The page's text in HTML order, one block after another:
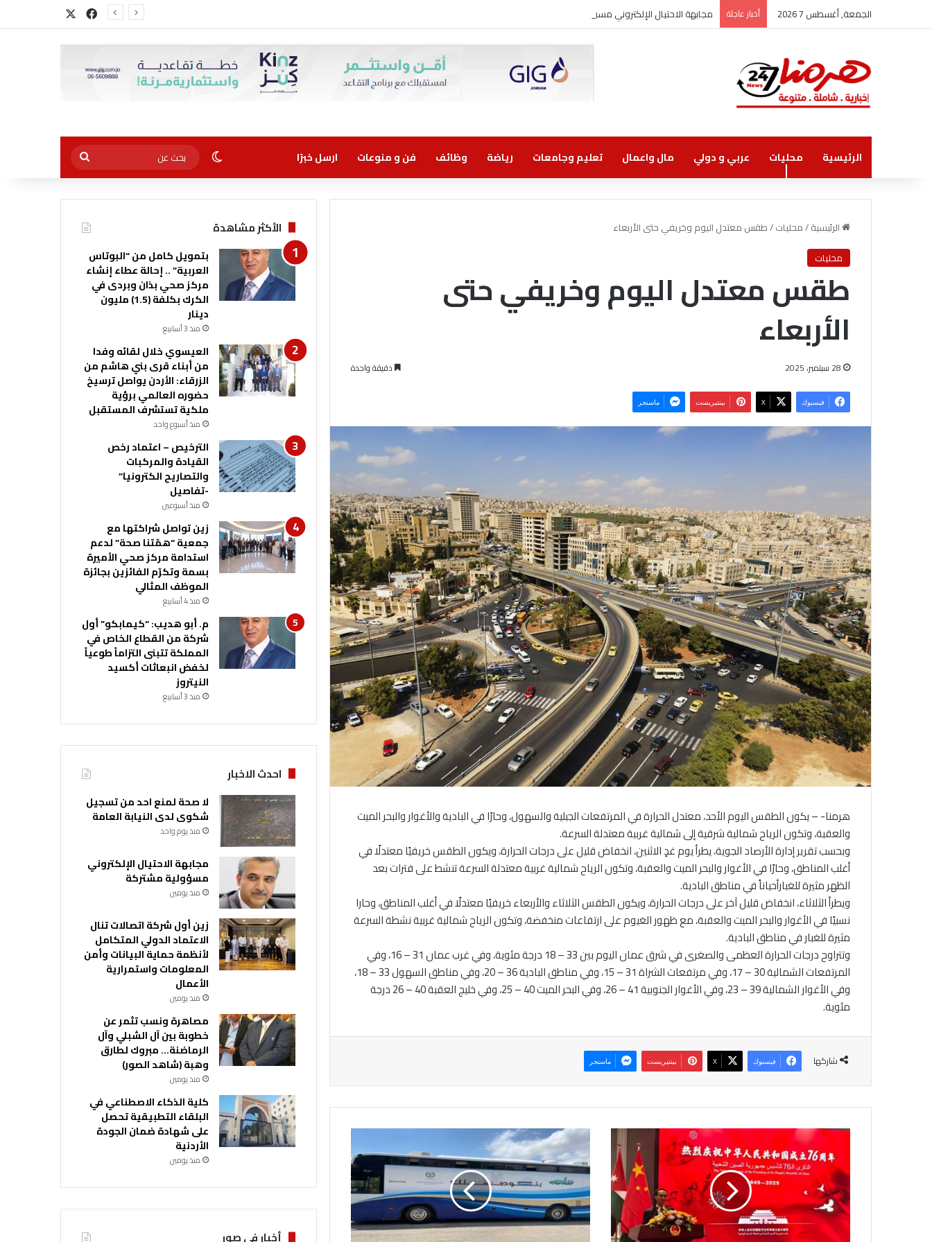
الجمعة, أغسطس 7 2026 أخبار عاجلة مجابهة الاحتيال الإلكتروني مسؤولية مشتركة فيسبوك
الرئيسية محليات عربي و دولي مال واعمال تعليم وجامعات رياضة وظائف فن و منوعات ارسل خبرًا الوضع المظلم
بحث
عن
الرئيسية/محليات/طقس معتدل اليوم وخريفي حتى الأربعاء
محليات
طقس معتدل اليوم وخريفي حتى
الأربعاء
28 سبتمبر، 2025 دقيقة واحدة
فيسبوك ‫X بينتيريست ماسنجر
هرمنا- – يكون الطقس اليوم الأحد، معتدل الحرارة في المرتفعات الجبلية والسهول، وحارًا في البادية والأغوار والبحر الميت
والعقبة، وتكون الرياح شمالية شرقية إلى شمالية غربية معتدلة السرعة.
وبحسب تقرير إدارة الأرصاد الجوية، يطرأ يوم غدٍ الاثنين، انخفاض قليل على درجات الحرارة، ويكون الطقس خريفيًا معتدلًا في
أغلب المناطق، وحارًا في الأغوار والبحر الميت والعقبة، وتكون الرياح شمالية غربية معتدلة السرعة تنشط على فترات بعد
الظهر مثيرة للغبارأحياناً في مناطق البادية.
ويطرأ الثلاثاء، انخفاض قليل آخر على درجات الحرارة، ويكون الطقس الثلاثاء والأربعاء خريفيًا معتدلًا في أغلب المناطق، وحارا
نسبيًا في الأغوار والبحر الميت والعقبة، مع ظهور الغيوم على ارتفاعات منخفضة، وتكون الرياح شمالية غربية نشطة السرعة
مثيرة للغبار في مناطق البادية.
وتتراوح درجات الحرارة العظمى والصغرى في شرق عمان اليوم بين 33 – 18 درجة مئوية، وفي غرب عمان 31 – 16، وفي
المرتفعات الشمالية 30 – 17، وفي مرتفعات الشراة 31 – 15، وفي مناطق البادية 36 – 20، وفي مناطق السهول 33 – 18،
وفي الأغوار الشمالية 39 – 23، وفي الأغوار الجنوبية 41 – 26، وفي البحر الميت 40 – 25، وفي خليج العقبة 40 – 26 درجة
مئوية.
شاركها فيسبوك ‫X بينتيريست ماسنجر
ا
ا
ئ
م
ب
ا
ا
ل
ت
ر
خ
ي
ص
الأكثر مشاهدة
بتمويل كامل من “البوتاس
العربية” .. إحالة عطاء إنشاء
مركز صحي بذان وبردى في
الكرك بكلفة (1.5) مليون
دينار
منذ 3 أسابيع
العيسوي خلال لقائه وفدا
من أبناء قرى بني هاشم من
الزرقاء: الأردن يواصل ترسيخ
حضوره العالمي برؤية
ملكية تستشرف المستقبل
منذ أسبوع واحد
الترخيص – اعتماد رخص
القيادة والمركبات
والتصاريح الكترونيا”
-تفاصيل
منذ أسبوعين
زين تواصل شراكتها مع
جمعية “همّتنا صحة” لدعم
استدامة مركز صحي الأميرة
بسمة وتكرّم الفائزين بجائزة
الموظف المثالي
منذ 4 أسابيع
م. أبو هديب: “كيمابكو” أول
شركة من القطاع الخاص في
المملكة تتبنى التزاماً طوعياً
لخفض انبعاثات أكسيد
النيتروز
منذ 3 أسابيع
احدث الاخبار
لا صحة لمنع احد من تسجيل
شكوى لدى النيابة العامة
منذ يوم واحد
مجابهة الاحتيال الإلكتروني
مسؤولية مشتركة
منذ يومين
زين أول شركة اتصالات تنال
الاعتماد الدولي المتكامل
لأنظمة حماية البيانات وأمن
المعلومات واستمرارية
الأعمال
منذ يومين
مصاهرة ونسب تثمر عن
خطوبة بين آل الشبلي وآل
الرماضنة… مبروك لطارق
وهبة (شاهد الصور)
منذ يومين
كلية الذكاء الاصطناعي في
البلقاء التطبيقية تحصل
على شهادة ضمان الجودة
الأردنية
منذ يومين
أخبار في صور